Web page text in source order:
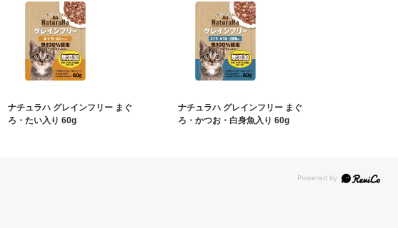
ナチュラハ グレインフリー まぐ
ろ・たい入り 60g
ナチュラハ グレインフリー まぐ
ろ・かつお・白身魚入り 60g